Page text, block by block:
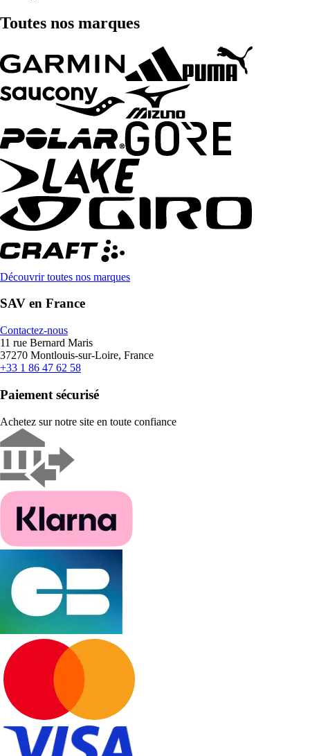
Toutes nos marques
Découvrir toutes nos marques
SAV en France
Contactez-nous
11 rue Bernard Maris
37270 Montlouis-sur-Loire, France
+33 1 86 47 62 58
Paiement sécurisé
Achetez sur notre site en toute confiance